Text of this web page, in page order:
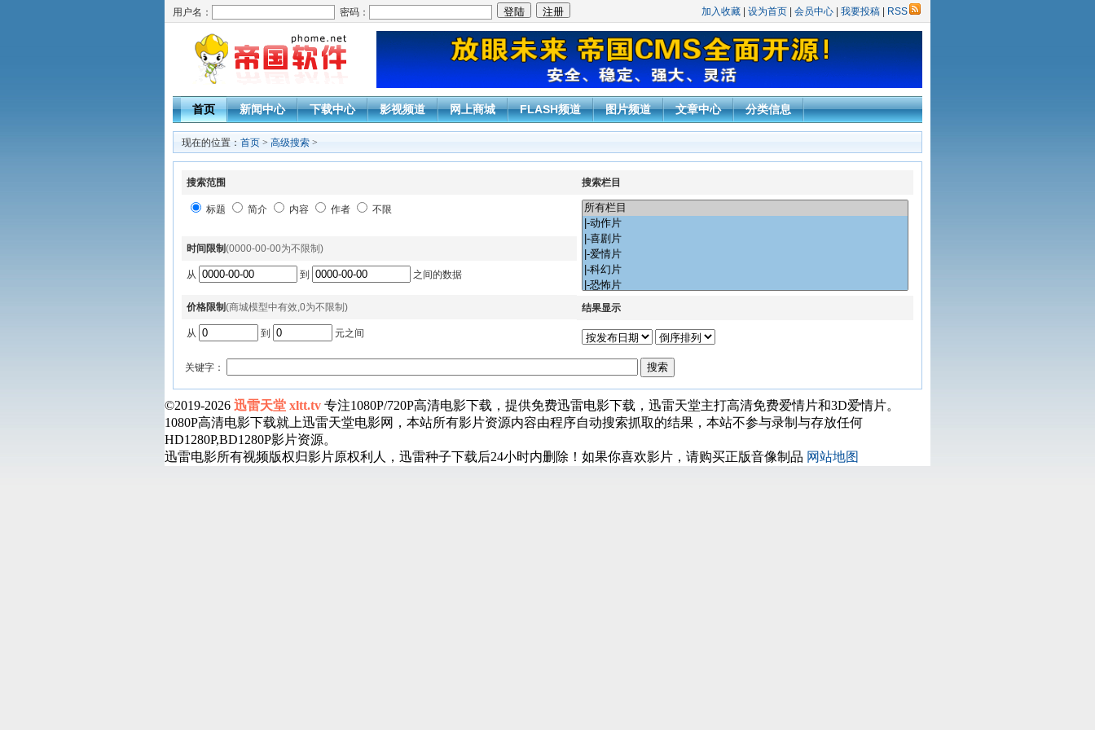
用户名： 密码： 加入收藏 设为首页 会员中心 我要投稿 RSS
首页 新闻中心 下载中心 影视频道 网上商城 FLASH频道 图片频道 文章中心 分类信息
现在的位置： 首页 > 高级搜索 >
搜索范围 搜索栏目
标题 简介 内容 作者 不限
时间限制(0000-00-00为不限制)
从 到 之间的数据
价格限制(商城模型中有效,0为不限制)
从 到 元之间
结果显示
关键字：
©2019-2026 迅雷天堂 xltt.tv 专注1080P/720P高清电影下载，提供免费迅雷电影下载，迅雷天堂主打高清免费爱情片和3D爱情片。
1080P高清电影下载就上迅雷天堂电影网，本站所有影片资源内容由程序自动搜索抓取的结果，本站不参与录制与存放任何
HD1280P,BD1280P影片资源。
迅雷电影所有视频版权归影片原权利人，迅雷种子下载后24小时内删除！如果你喜欢影片，请购买正版音像制品 网站地图